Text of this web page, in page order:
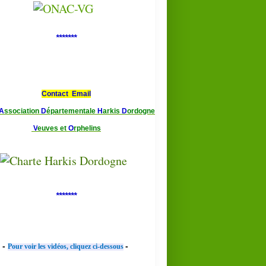
*******
Contact Email
ssociation Départementale Harkis Dordogne
Veuves et Orphelins
*******
- Pour voir les vidéos, cliquez ci-dessous -